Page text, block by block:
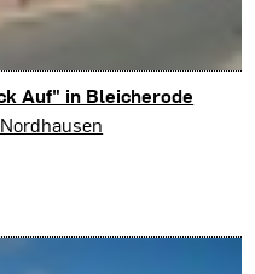
Auf" in Bleicherode